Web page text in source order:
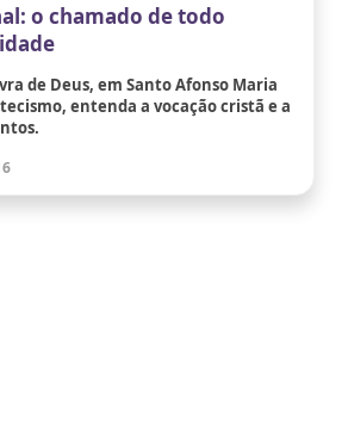
o chamado de todo
de Deus, em Santo Afonso Maria
entenda a vocação cristã e a